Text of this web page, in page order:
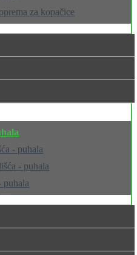
za kopačice
- puhala
- puhala
puhala